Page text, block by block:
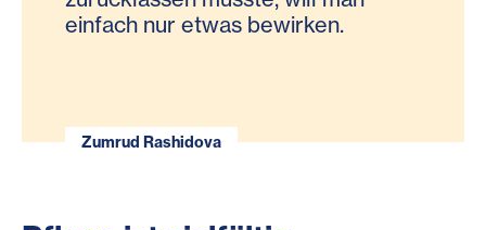
einfach nur etwas bewirken.
Zumrud Rashidova